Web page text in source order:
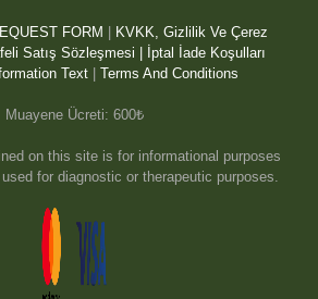
FORM
KVKK, Gizlilik Ve Çerez
Satış Sözleşmesi |
İptal İade Koşulları
Text
Terms And Conditions
Muayene Ücreti: 600₺
on this site is for informational purposes
for diagnostic or therapeutic purposes.